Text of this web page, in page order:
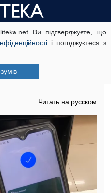
Ви підтверджуєте, що
і погоджуєтеся з
Банк: як
Приват24
українцям
послугою
Читать на русском